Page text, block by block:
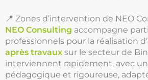
📍 Zones d’intervention de NEO
NEO Consulting accompagne
professionnels pour la réalisation
après travaux sur le secteur de
interviennent rapidement, avec
pédagogique et rigoureuse,